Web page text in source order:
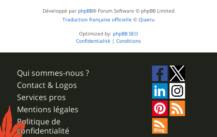
Développé par phpBB® Forum Software © phpBB Limited
Traduction française officielle © Qiaeru
Optimized by: phpBB SEO
Confidentialité | Conditions
Qui sommes-nous ?
Contact & Logos
Services pros
Mentions légales
Politique de
confidentialité